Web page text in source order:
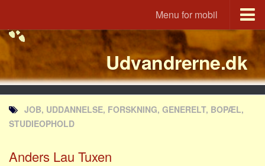
Menu for mobil
Portal
Udvandrerne.dk
Utvandrerne.no
Utvandrarna.se
Tyskland.dk
Rusland.dk
Udvandrerne.dk
JOB, UDDANNELSE, FORSKNING, GENERELT, BOPÆL,
STUDIEOPHOLD
Anders Lau Tuxen